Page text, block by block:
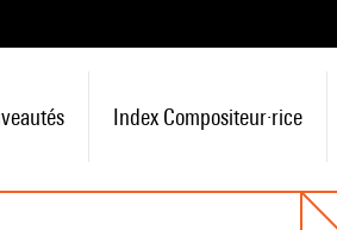
Index Compositeur·rice